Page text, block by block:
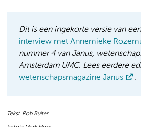
Dit is een ingekorte versie van een
interview met Annemieke
nummer 4 van Janus,
Amsterdam UMC. Lees eerdere
wetenschapsmagazine Janus
.
Tekst: Rob Buiter